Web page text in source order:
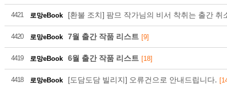
4421 로망eBook [환불 조치] 팜므 작가님의 비서 착취는 출간 취
4420 로망eBook 7월 출간 작품 리스트 [9]
4419 로망eBook 6월 출간 작품 리스트 [18]
4418 로망eBook [도담도담 빌리지] 오류건으로 안내드립니다.